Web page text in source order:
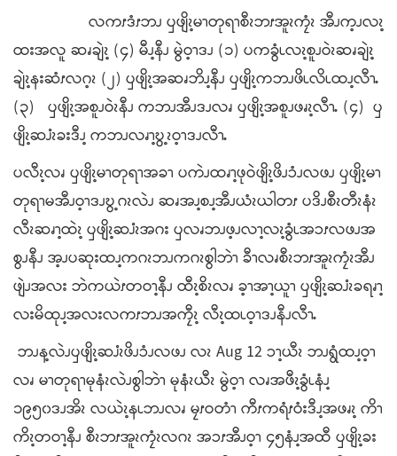
လကၭဒံၭဘၪ ၦဖျိၩ့မၫတုရၫစီၩဘၭအူၩကၠံၩ အီၪက့ၪလၩ့
ထးအလူ ဆၧချဲၩ့ (၄) မီၪ့နီၪ မွဲဝ့ၫဒၪ (၁) ပကခွံၬလၩ့စူၪဝဲၩဆၧချဲၩ့
ချဲၩ့နးဆံၭလဂ့ၩ (၂) ၦဖျိၩ့အဆၧဘိၪ့နီၪ ၦဖျိၩ့ကဘၪဖိၬလိၬထၪ့လီၫႉ
(၃) ၦဖျိၩ့အစူၪဝဲၩနီၪ ကဘၪအီၪဒၪလၧ ၦဖျိၩ့အစူၪဖၧၩ့လီၫႉ (၄) ၦ
ဖျိၩ့ဆၨၩခးဒီၪ့ ကဘၪလၧၫ့ဎွ့ၩဝ့ၫဒၪလီၫႉ
ပလီၩ့လၧ ၦဖျိၩ့မၫတုရၫအခၫ ပကဲၪထၧၫ့ဖုဝဲဖျိၩ့ဖိၪၥံၪလဖၪ ၦဖျိၩ့မၫ
တုရၫမအီၪဝ့ၫဒၪဎွ့ဂၩလဲၪ ဆၧအၪ့စၪ့အီၪယံၩယါတၭ ပဒိၪစီၩတီၩနံၩ
လီၩဆၧၫ့ထဲၩ့ ၦဖျိၩ့ဆၨၩအဂး ၦလၧဘၪဖ့ၪလၫ့လၩ့ခွံၬအၥၭလဖၪအ
စွၪနီၪ အ့ၪပဆုးထၪ့ကဂၩဘၪကဂၩစွါဘဲၫ ခီၫလၧစီၩဘၭအူၩကၠံၩအီၪ
ဖျဲၪအလး ဘဲကယဲၭတဝၫ့နီၪ ထီၩ့စိၩလၧ ခ့ၫအၫ့ယူၫ ၦဖျိၩ့ဆၨၩခရၧၫ့
လးမိထုၪ့အလးလကၭဘၪအကၠီၩ့ လီၩ့ထၬဝ့ၫဒၪနီၪလီၫႉ
ဘၪန့လဲၪၦဖျိၩ့ဆၨၩဖိၪၥံၪလဖၪ လၩ Aug 12 ၥၫ့ယီၩ ဘၪရွံထၪ့ဝ့ၫ
လၧ မၫတုရၫမုနံၩလဲၪစွါဘဲၫ မုနံၩယီၩ မွဲဝ့ၫ လၧအဖီၩ့ခွံၬနံၪ့
၁၉၅၀ဒၪအိၩ လယဲၩ့နၬဘၪလၧ မၠၭဝတံၫ ကီၭကရံၭဝံးဒီၪ့အဖၧၩ့ ကိၫ
ကိၩ့တဝၫ့နီၪ စီၩဘၭအူၩကၠံၩလဂၩ အၥၭအီၪဝ့ၫ ၄၅နံၪ့အထီ ၦဖျိၩ့ခး